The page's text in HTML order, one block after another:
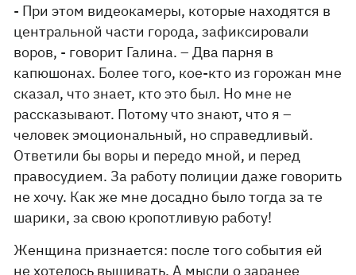
- При этом видеокамеры, которые находятся в
центральной части города, зафиксировали
воров, - говорит Галина. – Два парня в
капюшонах. Более того, кое-кто из горожан мне
сказал, что знает, кто это был. Но мне не
рассказывают. Потому что знают, что я –
человек эмоциональный, но справедливый.
Ответили бы воры и передо мной, и перед
правосудием. За работу полиции даже говорить
не хочу. Как же мне досадно было тогда за те
шарики, за свою кропотливую работу!
Женщина признается: после того события ей
не хотелось вышивать. А мысли о заранее